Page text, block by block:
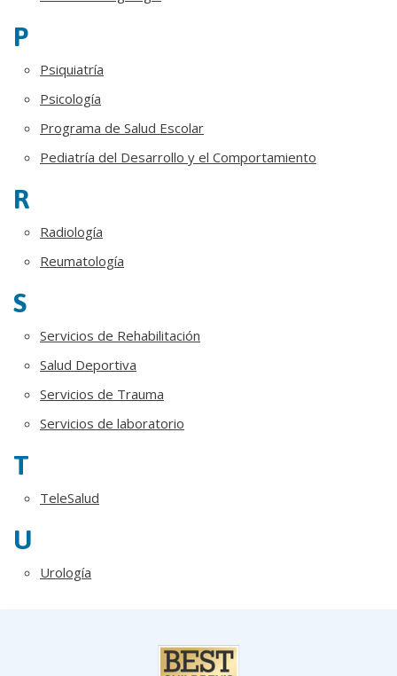
P
Psiquiatría
Psicología
Programa de Salud Escolar
Pediatría del Desarrollo y el Comportamiento
R
Radiología
Reumatología
S
Servicios de Rehabilitación
Salud Deportiva
Servicios de Trauma
Servicios de laboratorio
T
TeleSalud
U
Urología